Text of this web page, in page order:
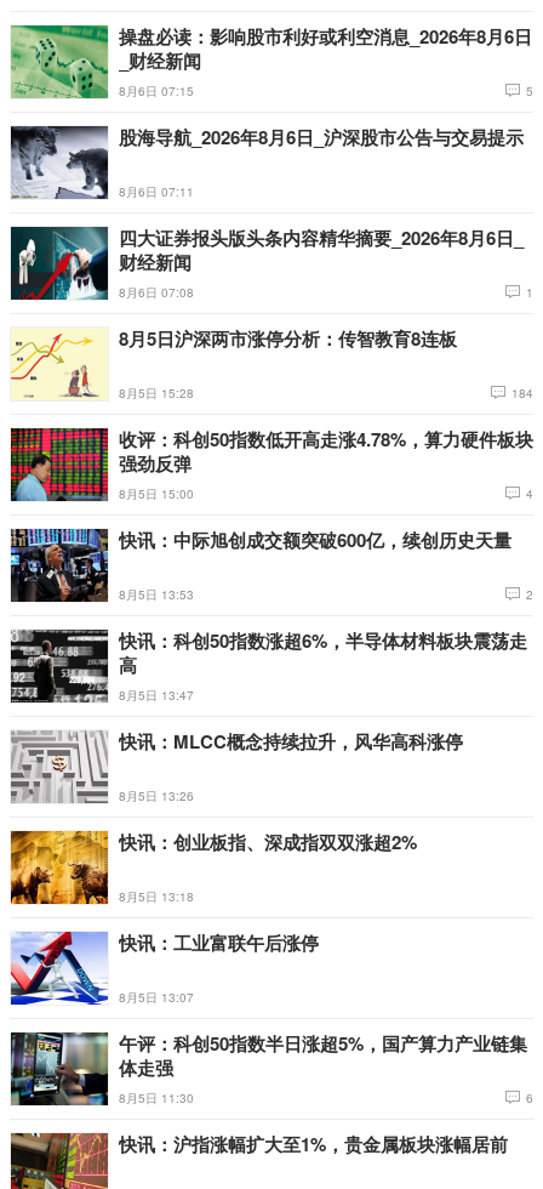
操盘必读：影响股市利好或利空消息_2026年8月6日
_财经新闻
8月6日 07:15 5
股海导航_2026年8月6日_沪深股市公告与交易提示
8月6日 07:11
四大证券报头版头条内容精华摘要_2026年8月6日_
财经新闻
8月6日 07:08 1
8月5日沪深两市涨停分析：传智教育8连板
8月5日 15:28 184
收评：科创50指数低开高走涨4.78%，算力硬件板块
强劲反弹
8月5日 15:00 4
快讯：中际旭创成交额突破600亿，续创历史天量
8月5日 13:53 2
快讯：科创50指数涨超6%，半导体材料板块震荡走
高
8月5日 13:47
快讯：MLCC概念持续拉升，风华高科涨停
8月5日 13:26
快讯：创业板指、深成指双双涨超2%
8月5日 13:18
快讯：工业富联午后涨停
8月5日 13:07
午评：科创50指数半日涨超5%，国产算力产业链集
体走强
8月5日 11:30 6
快讯：沪指涨幅扩大至1%，贵金属板块涨幅居前